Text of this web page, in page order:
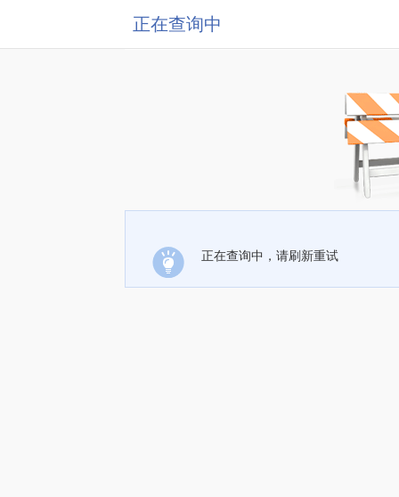
正在查询中
正在查询中，请刷新重试